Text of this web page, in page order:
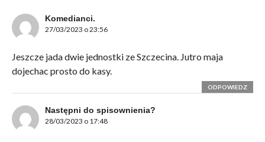
Komedianci.
27/03/2023 o 23:56
Jeszcze jada dwie jednostki ze Szczecina. Jutro maja
dojechac prosto do kasy.
ODPOWIEDZ
Następni do spisownienia?
28/03/2023 o 17:48